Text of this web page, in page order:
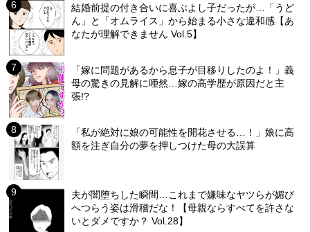
結婚前提の付き合いに喜ぶよし子だったが…「うど
ん」と「オムライス」から始まる小さな違和感【あ
なたが理解できません Vol.5】
「嫁に問題があるから息子が目移りしたのよ！」義
母の驚きの見解に唖然…嫁の高学歴が原因だと主
張!?
「私が絶対に娘の可能性を開花させる…！」娘に高
額を注ぎ自分の夢を押しつけた母の大誤算
夫が闇堕ちした瞬間…これまで嫌味なヤツらが媚び
へつらう姿は滑稽だな！【母親ならすべてを許さな
いとダメですか？ Vol.28】